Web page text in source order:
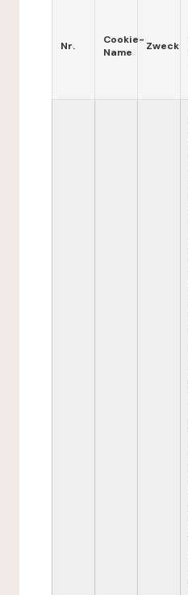
Nr.
Cookie-
Name
Zweck